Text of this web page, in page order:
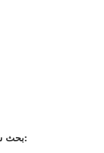
بحث سريع: